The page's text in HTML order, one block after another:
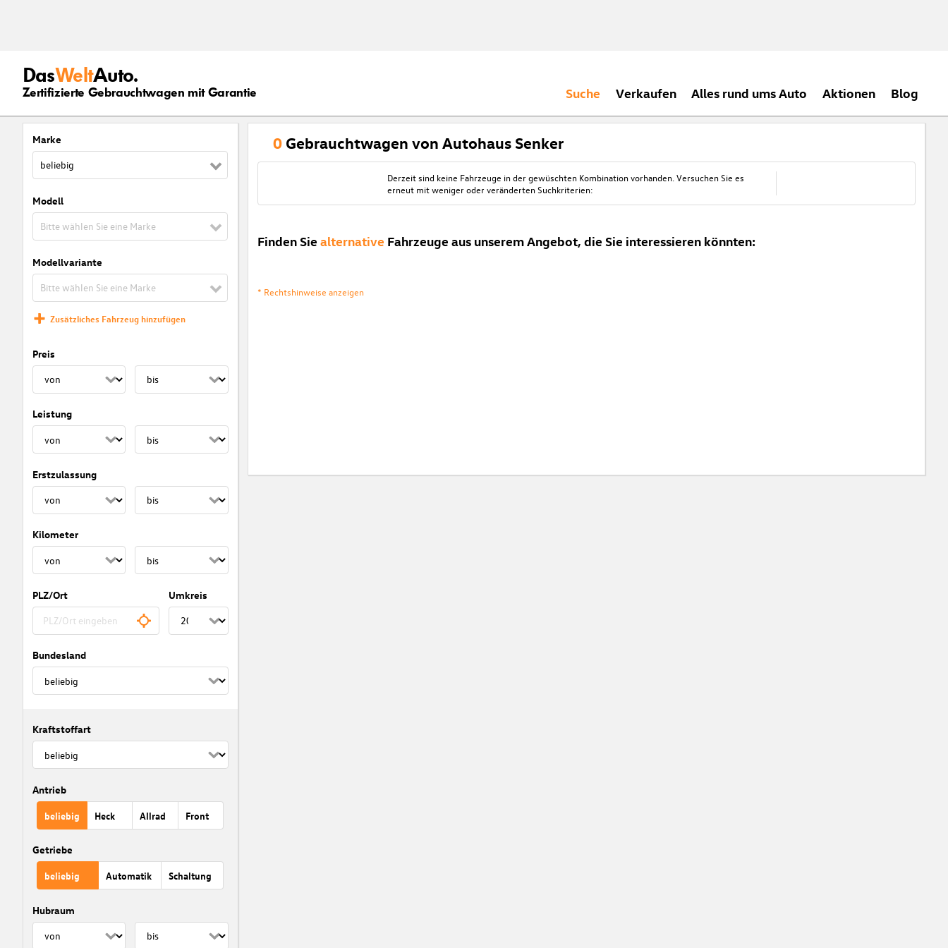
DasWeltAuto.
Zertifizierte Gebrauchtwagen mit Garantie Suche Verkaufen Alles rund ums Auto Aktionen Blog
Marke
beliebig
Modell
Bitte wählen Sie eine Marke
Modellvariante
Bitte wählen Sie eine Marke
Zusätzliches Fahrzeug hinzufügen
Preis
Leistung
Erstzulassung
Kilometer
PLZ/Ort Umkreis
Bundesland
Kraftstoffart
Antrieb
beliebig Heck Allrad Front
Getriebe
beliebig Automatik Schaltung
Hubraum
0 Gebrauchtwagen von Autohaus Senker
Derzeit sind keine Fahrzeuge in der gewüschten Kombination vorhanden. Versuchen Sie es
erneut mit weniger oder veränderten Suchkriterien:
Finden Sie alternative Fahrzeuge aus unserem Angebot, die Sie interessieren könnten:
* Rechtshinweise anzeigen